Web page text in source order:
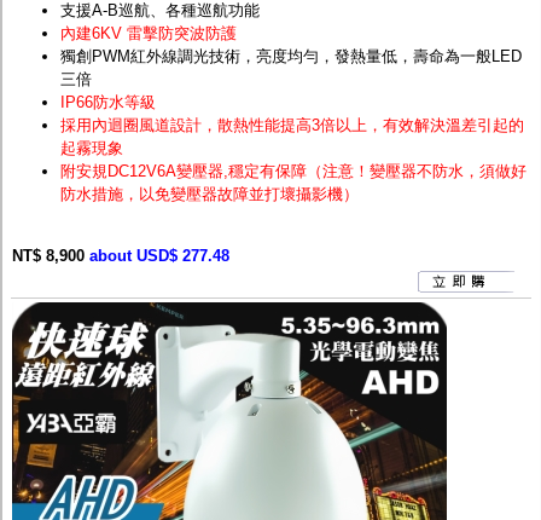
支援A-B巡航、各種巡航功能
內建6KV 雷擊防突波防護
獨創PWM紅外線調光技術，亮度均勻，發熱量低，壽命為一般LED
三倍
IP66防水等級
採用內迴圈風道設計，散熱性能提高3倍以上，有效解決溫差引起的
起霧現象
附安規DC12V6A變壓器,穩定有保障（注意！變壓器不防水，須做好
防水措施，以免變壓器故障並打壞攝影機）
NT$ 8,900 about USD$ 277.48